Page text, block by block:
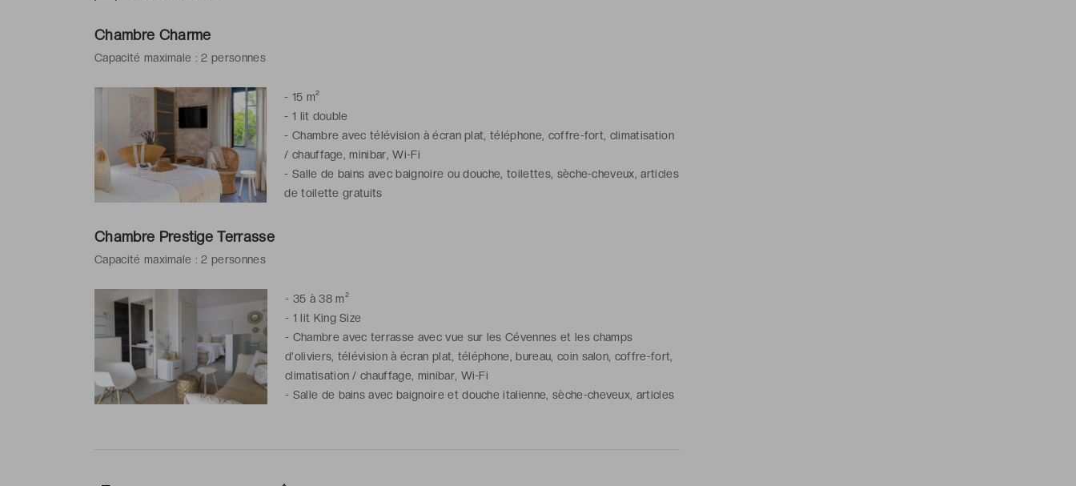
Chambre Charme
Capacité maximale : 2 personnes
- 15 m²
- 1 lit double
- Chambre avec télévision à écran plat, téléphone, coffre-fort, climatisation
/ chauffage, minibar, Wi-Fi
- Salle de bains avec baignoire ou douche, toilettes, sèche-cheveux, articles
de toilette gratuits
Chambre Prestige Terrasse
Capacité maximale : 2 personnes
- 35 à 38 m²
- 1 lit King Size
- Chambre avec terrasse avec vue sur les Cévennes et les champs
d'oliviers, télévision à écran plat, téléphone, bureau, coin salon, coffre-fort,
climatisation / chauffage, minibar, Wi-Fi
- Salle de bains avec baignoire et douche italienne, sèche-cheveux, articles